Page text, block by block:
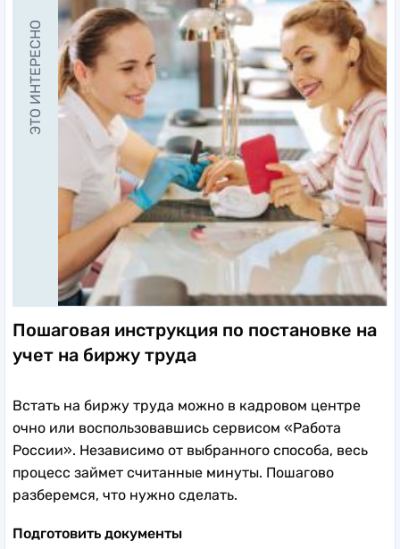
ЭТО ИНТЕРЕСНО
Пошаговая инструкция по постановке на
учет на биржу труда
Встать на биржу труда можно в кадровом центре
очно или воспользовавшись сервисом «Работа
России». Независимо от выбранного способа, весь
процесс займет считанные минуты. Пошагово
разберемся, что нужно сделать.
Подготовить документы